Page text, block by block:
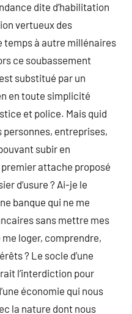
dite d’habilitation
vertueux des
à autre millénaires
ce soubassement
substitué par un
en toute simplicité
et police. Mais quid
entreprises,
subir en
attache proposé
d’usure ? Ai-je le
banque qui ne me
sans mettre mes
loger, comprendre,
? Le socle d’une
l’interdiction pour
économie qui nous
la nature dont nous